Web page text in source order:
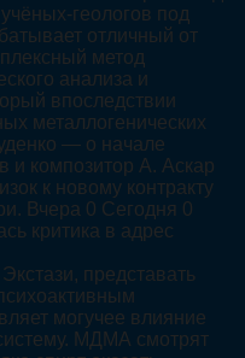
геологов под
отличный от
метод
анализа и
впоследствии
металлогенических
— о начале
и композитор А. Аскар
к новому контракту
Вчера 0 Сегодня 0
критика в адрес
представать
могучее влияние
МДМА смотрят